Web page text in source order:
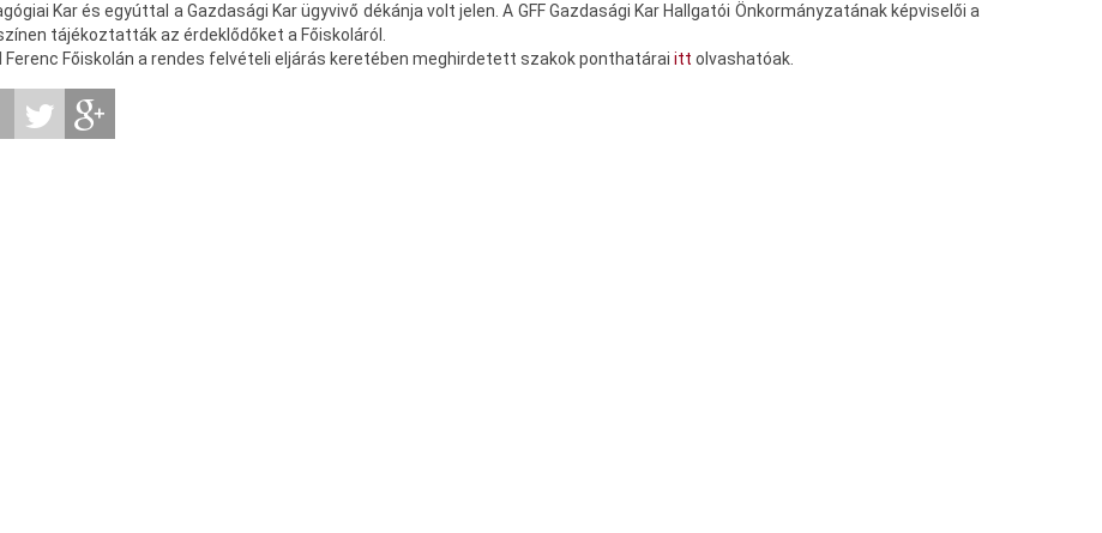
Kar és egyúttal a Gazdasági Kar ügyvivő dékánja volt jelen. A GFF Gazdasági Kar Hallgatói Önkormányzatának képviselői a
tájékoztatták az érdeklődőket a Főiskoláról.
Ferenc Főiskolán a rendes felvételi eljárás keretében meghirdetett szakok ponthatárai itt olvashatóak.